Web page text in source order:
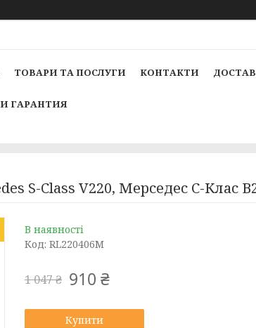
ТОВАРИ ТА ПОСЛУГИ КОНТАКТИ
ГАРАНТИЯ
S-Class V220, Мерседес С-Клас
В наявності
Код: RL220406M
1 047 ₴ 910 ₴
Купити